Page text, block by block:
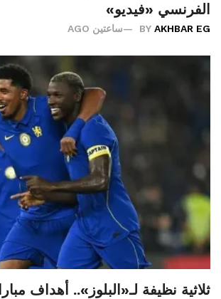
الفرنسي «فيديو»
BY AKHBAR EG ساعتين AGO
ثلاثية نظيفة لـ«البلوز».. أهداف